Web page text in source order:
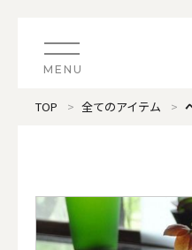
MENU
カテゴリから探す
#タグから探す
TOP 全てのアイテム